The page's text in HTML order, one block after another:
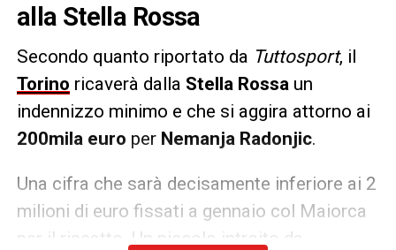
alla Stella Rossa
Secondo quanto riportato da Tuttosport, il
Torino ricaverà dalla Stella Rossa un
indennizzo minimo e che si aggira attorno ai
200mila euro per Nemanja Radonjic.
Una cifra che sarà decisamente inferiore ai 2
milioni di euro fissati a gennaio col Maiorca
per il riscatto. Un piccolo introito da